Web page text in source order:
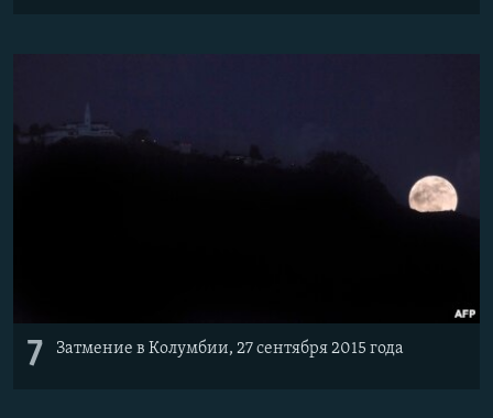
7 Затмение в Колумбии, 27 сентября 2015 года